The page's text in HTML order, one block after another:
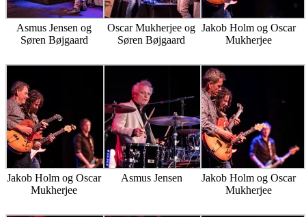
Asmus Jensen og
Søren Bøjgaard
Oscar Mukherjee og
Søren Bøjgaard
Jakob Holm og Oscar
Mukherjee
Jakob Holm og Oscar
Mukherjee
Asmus Jensen
Jakob Holm og Oscar
Mukherjee